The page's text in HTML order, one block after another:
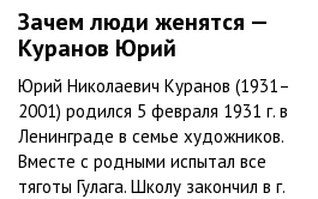
Зачем люди женятся —
Куранов Юрий
Юрий Николаевич Куранов (1931–
2001) родился 5 февраля 1931 г. в
Ленинграде в семье художников.
Вместе с родными испытал все
тяготы Гулага. Школу закончил в г.